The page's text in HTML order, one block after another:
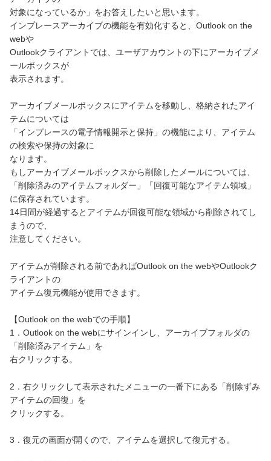
対象になっているか」をお答えしたいと思います。
インプレースアーカイブの機能を有効化すると、Outlook on the
webや
Outlookクライアントでは、ユーザアカウントの下にアーカイブメ
ールボックスが
表示されます。
アーカイブメールボックスにアイテムを移動し、格納されたアイ
テムについては
「インプレースの電子情報開示と保持」の機能により、アイテム
の検索や保持の対象に
なります。
もしアーカイブメールボックスから削除したメールについては、
「削除済みのアイテムフォルダー」「回復可能なアイテム領域」
に保存されています。
14日間が経過するとアイテムが回復可能な領域から削除されてし
まうので、
注意してください。
アイテムが削除される前であればOutlook on the webやOutlookク
ライアントの
アイテム復元機能が使用できます。
【Outlook on the webでの手順】
1．Outlook on the webにサインインし、アーカイブフォルダの
「削除済みアイテム」を
右クリックする。
2．右クリックして表示されたメニューの一番下にある「削除ずみ
アイテムの回復」を
クリックする。
3．復元の画面が開くので、アイテムを選択して復元する。